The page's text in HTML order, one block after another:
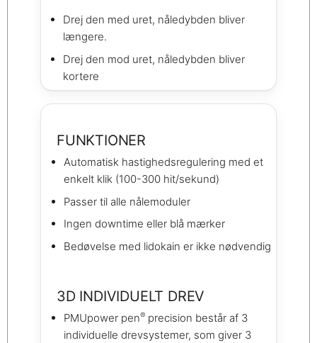
Drej den med uret, nåledybden bliver
længere.
Drej den mod uret, nåledybden bliver
kortere​
FUNKTIONER
Automatisk hastighedsregulering med et
enkelt klik (100-300 hit/sekund)
Passer til alle nålemoduler
Ingen downtime eller blå mærker
Bedøvelse med lidokain er ikke nødvendig
3D INDIVIDUELT DREV
PMUpower pen® precision består af 3
individuelle drevsystemer, som giver 3